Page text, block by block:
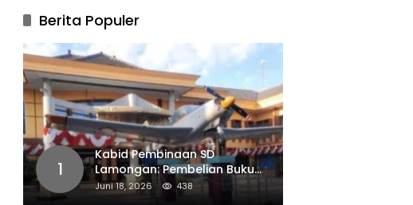
Berita Populer
1
Kabid Pembinaan SD
Lamongan: Pembelian Buku
Pendamping Tidak Boleh
Dipaksakan
Juni 18, 2026 438